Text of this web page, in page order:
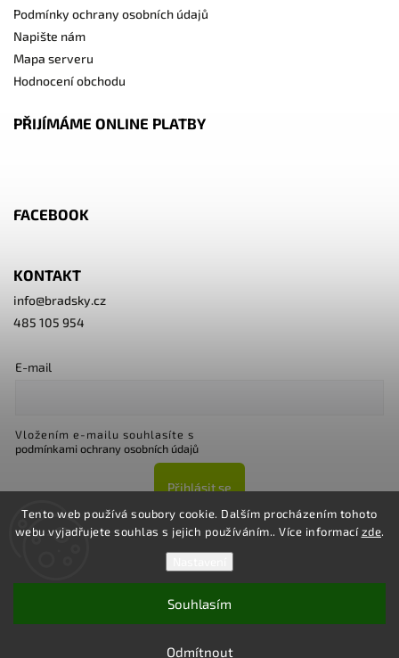
Tento web používá soubory cookie. Dalším procházením tohoto
webu vyjadřujete souhlas s jejich používáním.. Více informacízde.
Odmítnout
Souhlasím
Podmínky ochrany osobních údajů
Napište nám
Mapa serveru
Hodnocení obchodu
PŘIJÍMÁME ONLINE PLATBY
FACEBOOK
KONTAKT
info@bradsky.cz
485 105 954
E-mail
Vložením e-mailu souhlasíte s
podmínkami ochrany osobních údajů
Přihlásit se